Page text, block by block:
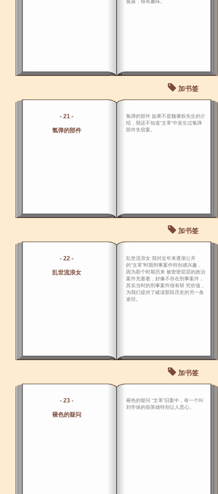
披露，很有趣味。
加书签
- 21 -
氢弹的部件
氢弹的部件 如果不是魏肇权先生的介
绍，我还不知道“文革”中发生过氢弹
部件失窃案。
加书签
- 22 -
乱世流浪女
乱世流浪女 我对近年来逐渐公开
的“文革”时期刑事案件特别感兴趣，
因为那个时期历来 被密密层层的政治
案件充塞着，好像不存在刑事案件，
其实当时的刑事案件很有研 究价值，
为我们提供了破读那段历史的另一条
途径。
加书签
- 23 -
褪色的疑问
褪色的疑问 “文革”旧案中，有一个叫
刘学保的假英雄特别让人恶心。